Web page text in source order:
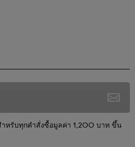
หรับทุกคำสั่งซื้อมูลค่า 1,200 บาท ขึ้น